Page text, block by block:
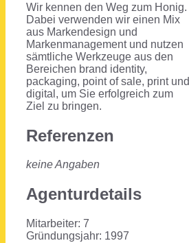
Wir kennen den Weg zum Honig.
Dabei verwenden wir einen Mix
aus Markendesign und
Markenmanagement und nutzen
sämtliche Werkzeuge aus den
Bereichen brand identity,
packaging, point of sale, print und
digital, um Sie erfolgreich zum
Ziel zu bringen.
Referenzen
keine Angaben
Agenturdetails
Mitarbeiter: 7
Gründungsjahr: 1997